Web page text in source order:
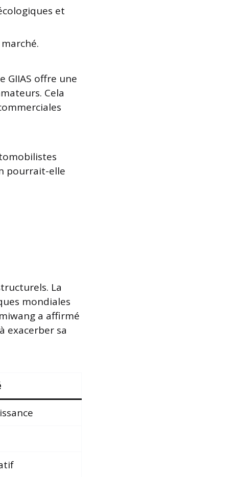
et
GIIAS offre une
Cela
pourrait-elle
La
mondiales
a affirmé
exacerber sa